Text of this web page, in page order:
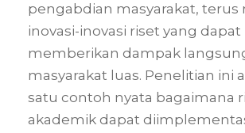
pengabdian masyarakat,
inovasi-inovasi riset yang dapat
memberikan dampak
masyarakat luas. Penelitian ini
satu contoh nyata bagaimana
akademik dapat